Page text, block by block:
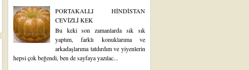
PORTAKALLI HİNDİSTAN
CEVİZLİ KEK
Bu keki son zamanlarda sık sık
yaptım, farklı konuklarıma ve
arkadaşlarıma tatdırdım ve yiyenlerin
hepsi çok beğendi, ben de sayfaya yazılac...